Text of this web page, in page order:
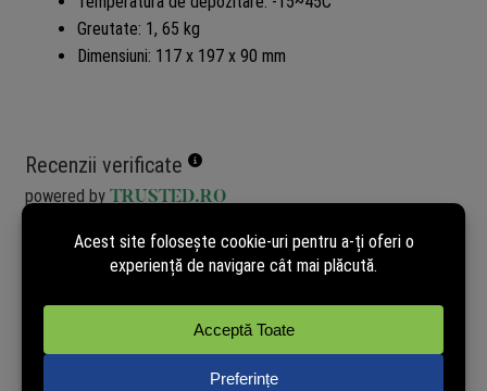
Greutate: 1, 65 kg
Dimensiuni: 117 x 197 x 90 mm
Recenzii verificate
powered by TRUSTED.RO
Recenzia poate fi lăsată doar de cei care au cumpărat pe site.
Cumpără și tu acum pentru a putea publica opinia ta în mod
independent!